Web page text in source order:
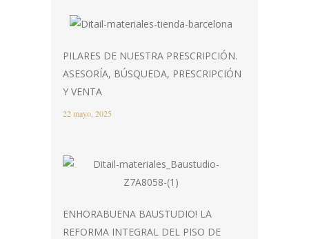
PILARES DE NUESTRA PRESCRIPCIÓN.
ASESORÍA, BÚSQUEDA, PRESCRIPCIÓN
Y VENTA
22 mayo, 2025
ENHORABUENA BAUSTUDIO! LA
REFORMA INTEGRAL DEL PISO DE